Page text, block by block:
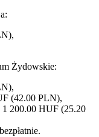
Żydowskie:
(42.00 PLN),
200.00 HUF (25.20